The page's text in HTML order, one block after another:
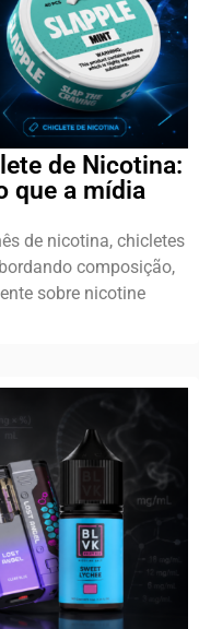
de Nicotina:
que a mídia
de nicotina, chicletes
composição,
sobre nicotine